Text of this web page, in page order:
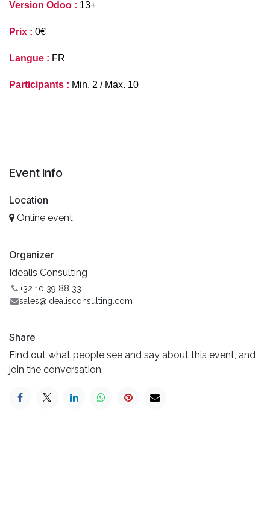
Version Odoo : 13+
Prix : 0€
Langue : FR
Participants : Min. 2 / Max. 10
Event Info
Location
Online event
Organizer
Idealis Consulting
+32 10 39 88 33
sales@idealisconsulting.com
Share
Find out what people see and say about this event, and
join the conversation.